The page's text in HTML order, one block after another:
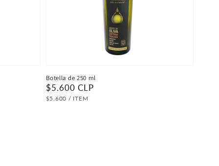
Botella de 250 ml
Precio
habitual
$5.600 CLP
PRECIO
$5.600 / POR
ITEM